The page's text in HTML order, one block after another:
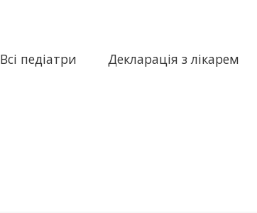
Всі педіатри Декларація з лікарем